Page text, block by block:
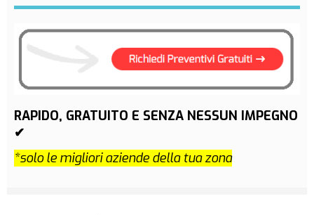
RAPIDO, GRATUITO E SENZA NESSUN IMPEGNO
✔
*solo le migliori aziende della tua zona